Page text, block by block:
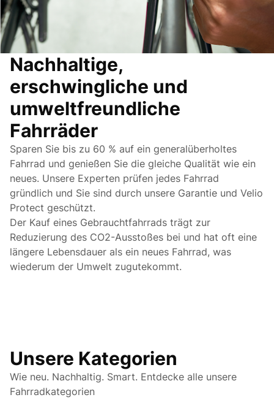
Nachhaltige,
erschwingliche und
umweltfreundliche
Fahrräder
Sparen Sie bis zu 60 % auf ein generalüberholtes
Fahrrad und genießen Sie die gleiche Qualität wie ein
neues. Unsere Experten prüfen jedes Fahrrad
gründlich und Sie sind durch unsere Garantie und Velio
Protect geschützt.
Der Kauf eines Gebrauchtfahrrads trägt zur
Reduzierung des CO2-Ausstoßes bei und hat oft eine
längere Lebensdauer als ein neues Fahrrad, was
wiederum der Umwelt zugutekommt.
Unsere Kategorien
Wie neu. Nachhaltig. Smart. Entdecke alle unsere
Fahrradkategorien